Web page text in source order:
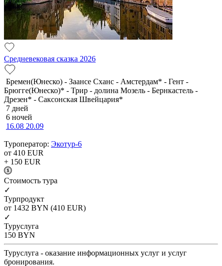
Средневековая сказка 2026
Бремен(Юнеско) - Заансе Сханс - Амстердам* - Гент -
Брюгге(Юнеско)* - Трир - долина Мозель - Бернкастель -
Дрезен* - Саксонская Швейцария*
7 дней
6 ночей
16.08 20.09
Туроператор: Экотур-6
от 410 EUR
+ 150 EUR
Cтоимость тура
✓
Турпродукт
от 1432 BYN (410 EUR)
✓
Туруслуга
150 BYN
Туруслуга - оказание информационных услуг и услуг
бронирования.